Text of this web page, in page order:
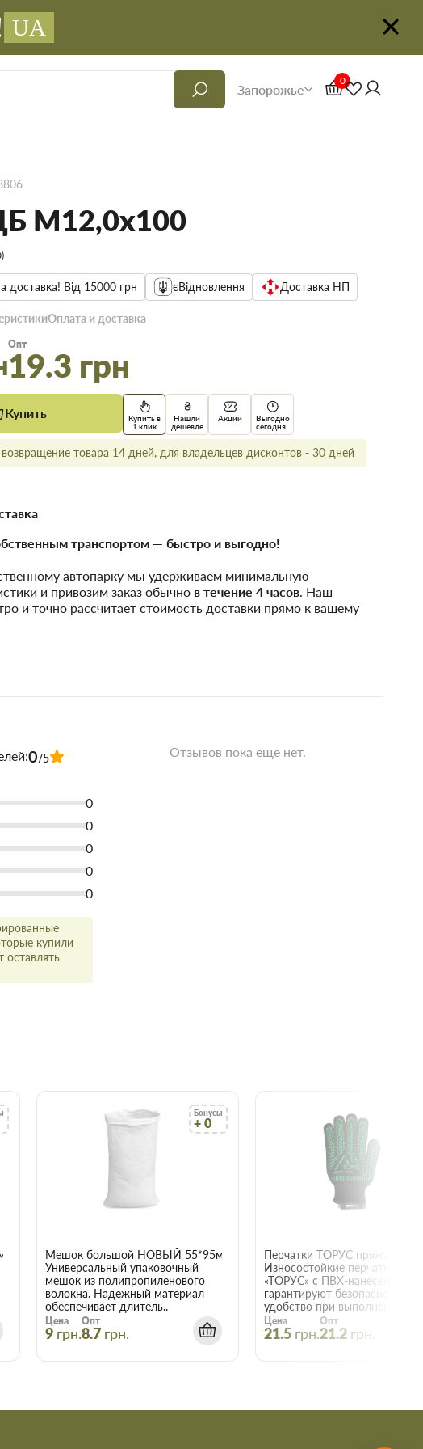
UA
Запорожье
0
М12,0х100
доставка! Від 15000 грн єВідновлення Доставка НП
Оплата и доставка
Опт
19.3 грн
Купить
Купить в
1 клик
Нашли
дешевле
Акции
Выгодно
сегодня
товара 14 дней, для владельцев дисконтов - 30 дней
транспортом — быстро и выгодно!
автопарку мы удерживаем минимальную
и привозим заказ обычно в течение 4 часов. Наш
и точно рассчитает стоимость доставки прямо к вашему
0/5
0
0
0
0
0
купили
оставлять
Отзывов пока еще нет.
Haisser 22015
Бонусы
+ 0
Мешок большой НОВЫЙ 55*95мм
Универсальный упаковочный
мешок из полипропиленового
волокна. Надежный материал
обеспечивает длитель..
Цена
9 грн.
Опт
8.7 грн.
Износостойкие перчатки
«ТОРУС» с ПВХ-нанесением
гарантируют безопасность и
удобство при выполнении е..
Цена
21.5 грн.
Опт
21.2 грн.